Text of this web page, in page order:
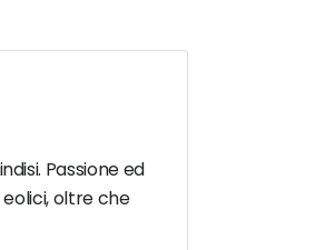
Passione ed
oltre che